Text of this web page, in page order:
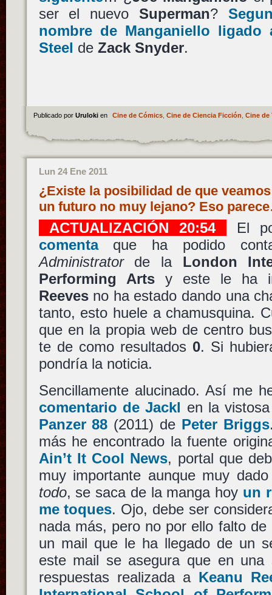
ser el nuevoSuperman?
nombre de Manganiello ligado
Steel de Zack Snyder.
Publicado por Uruloki en Cine de Cómics, Cine de Ciencia Ficción Cine de
Lun 24 Ene 2011
¿Existe la posibilidad de que
un futuro no muy lejano? Eso
ACTUALIZACIÓN 20:54
El
comentaque ha podido
Administratorde la London
Performing Artsy este le ha
Reevesno ha estado dando una
tanto, esto huele a chamusquina.
que en la propia web de centro
te de como resultados 0. Si
pondría la noticia.
Sencillamente alucinado. Así me
comentario de Jackl en la
Panzer 88 (2011) de Peter Briggs
más he encontrado la fuente
Ain’t It Cool News, portal que
muy importante aunque muy
todo, se saca de la manga hoy un
me toques. Ojo, debe ser
nada más, pero no por ello falto
un mail que le ha llegado de un
este mail se asegura que en una
respuestas realizada a Keanu